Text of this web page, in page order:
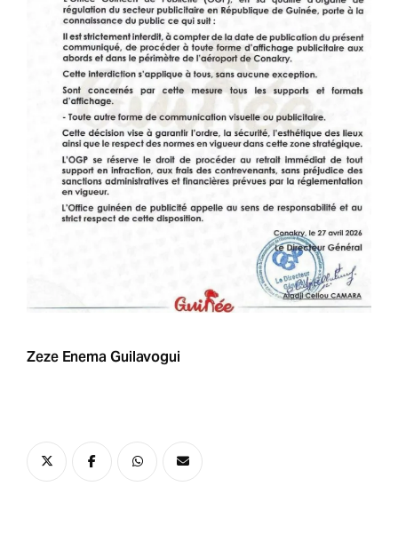
Zeze Enema Guilavogui